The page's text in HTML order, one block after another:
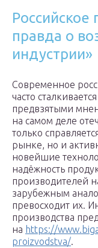
Российское
правда о
индустрии»
Современное
часто
предвзятыми
на самом деле
только
рынке, но и
новейшие
надёжность
производителей
зарубежным
превосходит их.
производства
на https://
proizvodstva/.